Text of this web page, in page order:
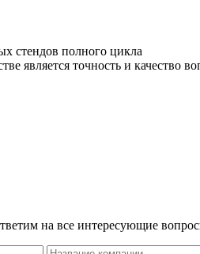
стендов полного цикла
является точность и качество
на все интересующие